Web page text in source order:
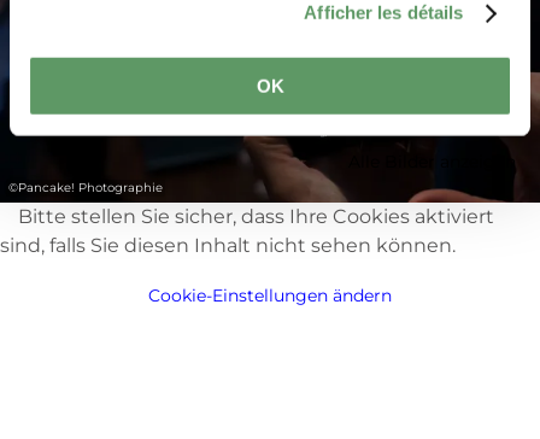
Afficher les détails
OK
©Pancake! Photographie
Alle Bilder anzeigen
Bitte stellen Sie sicher, dass Ihre Cookies aktiviert
sind, falls Sie diesen Inhalt nicht sehen können.
Cookie-Einstellungen ändern